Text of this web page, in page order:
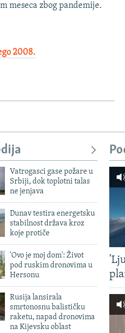
meseca zbog pandemije.
2008.
Vatrogasci gase požare u
Srbiji, dok toplotni talas
ne jenjava
Dunav testira energetsku
stabilnost država kroz
koje protiče
'Ovo je moj dom': Život
pod ruskim dronovima u
Hersonu
Rusija lansirala
smrtonosnu balističku
raketu, napad dronovima
na Kijevsku oblast